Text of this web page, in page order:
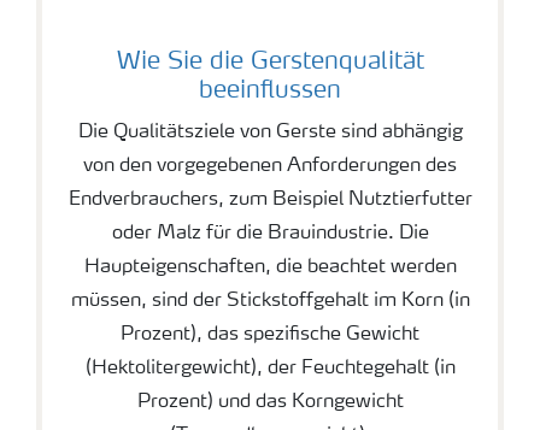
Wie Sie die Gerstenqualität
beeinflussen
Die Qualitätsziele von Gerste sind abhängig
von den vorgegebenen Anforderungen des
Endverbrauchers, zum Beispiel Nutztierfutter
oder Malz für die Brauindustrie. Die
Haupteigenschaften, die beachtet werden
müssen, sind der Stickstoffgehalt im Korn (in
Prozent), das spezifische Gewicht
(Hektolitergewicht), der Feuchtegehalt (in
Prozent) und das Korngewicht